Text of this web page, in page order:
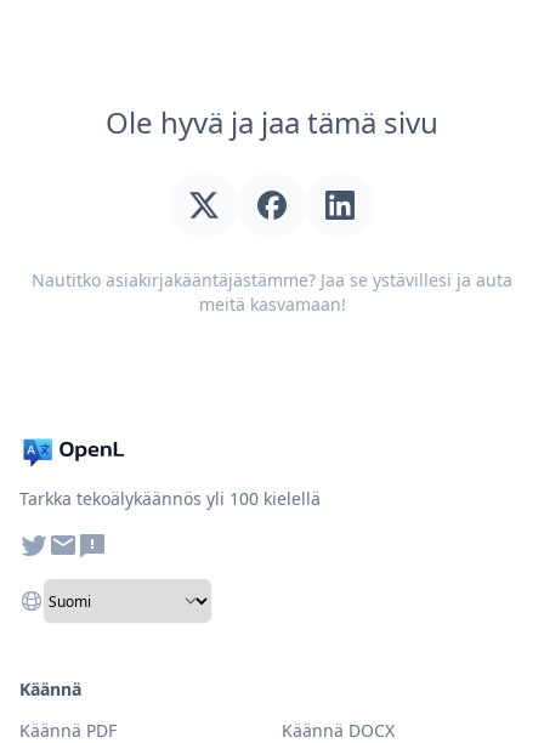
Ole hyvä ja jaa tämä sivu
Nautitko asiakirjakääntäjästämme? Jaa se ystävillesi ja auta
meitä kasvamaan!
Tarkka tekoälykäännös yli 100 kielellä
Käännä
Käännä PDF
Käännä DOCX